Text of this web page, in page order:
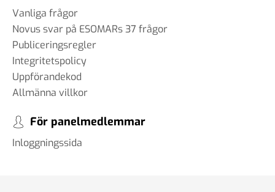
Vanliga frågor
Novus svar på ESOMARs 37 frågor
Publiceringsregler
Integritetspolicy
Uppförandekod
Allmänna villkor
För panelmedlemmar
Inloggningssida